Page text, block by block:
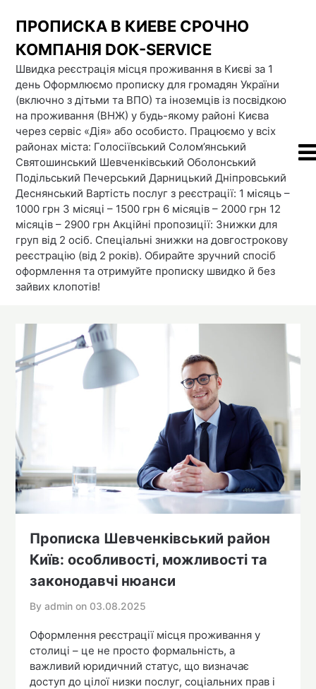
content
ПРОПИСКА В КИЕВЕ СРОЧНО
КОМПАНІЯ DOК-SERVICE
Швидка реєстрація місця проживання в Києві за 1
день Оформлюємо прописку для громадян України
(включно з дітьми та ВПО) та іноземців із посвідкою
на проживання (ВНЖ) у будь-якому районі Києва
через сервіс «Дія» або особисто. Працюємо у всіх
районах міста: Голосіївський Солом’янський
Святошинський Шевченківський Оболонський
Подільський Печерський Дарницький Дніпровський
Деснянський Вартість послуг з реєстрації: 1 місяць –
1000 грн 3 місяці – 1500 грн 6 місяців – 2000 грн 12
місяців – 2900 грн Акційні пропозиції: Знижки для
груп від 2 осіб. Спеціальні знижки на довгострокову
реєстрацію (від 2 років). Обирайте зручний спосіб
оформлення та отримуйте прописку швидко й без
зайвих клопотів!
Прописка Шевченківський район
Київ: особливості, можливості та
законодавчі нюанси
By admin on 03.08.2025
Оформлення реєстрації місця проживання у
столиці – це не просто формальність, а
важливий юридичний статус, що визначає
доступ до цілої низки послуг, соціальних прав і